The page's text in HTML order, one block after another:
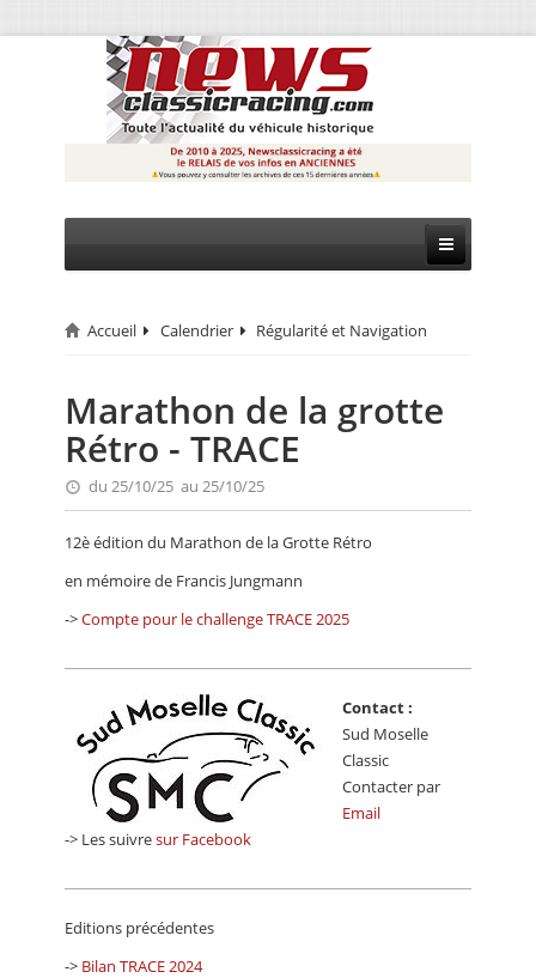
CIRCUIT
RALLYE
MONTAGNE
EVÈNEMENTS
CALENDRIER
ANNUAIRES
PETITES ANNONCES
Accueil Calendrier Régularité et Navigation
Marathon de la grotte
Rétro - TRACE
du 25/10/25 au 25/10/25
12è édition du Marathon de la Grotte Rétro
en mémoire de Francis Jungmann
->Compte pour le challenge TRACE 2025
Contact :
Sud Moselle
Classic
Contacter par
Email
-> Les suivresur Facebook
Editions précédentes
-> Bilan TRACE 2024